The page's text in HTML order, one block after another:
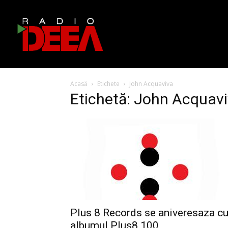
Acasă Etichete John Acquaviva
Etichetă: John
Plus 8 Records se aniveresaza cu